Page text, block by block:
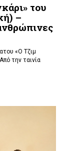
του
–
«Ο Τζιμ
την ταινία